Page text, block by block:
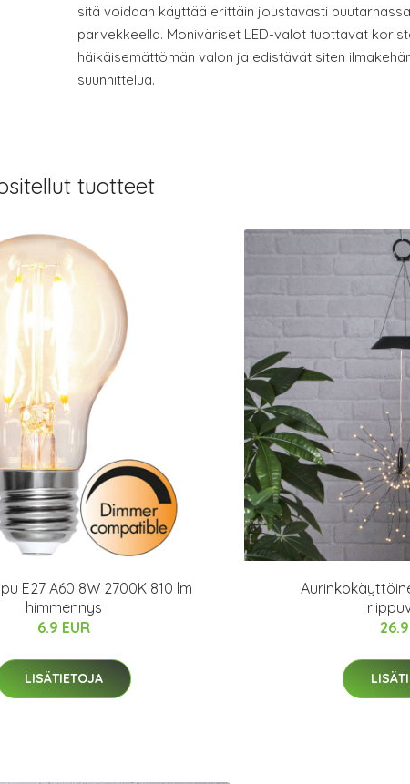
sitä voidaan käyttää erittäin joustavasti
parvekkeella. Moniväriset LED-valot tuottavat
häikäisemättömän valon ja edistävät siten
suunnittelua.
tuotteet
E27 A60 8W 2700K 810 lm
himmennys
6.9 EUR
LISÄTIETOJA